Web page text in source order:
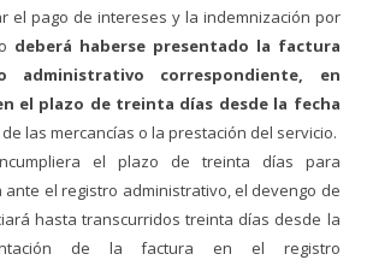
el pago de intereses y la indemnización por
deberá haberse presentado la factura
correspondiente, en
el plazo de treinta días desde la fecha
las mercancías o la prestación del servicio.
el plazo de treinta días para
el registro administrativo, el devengo de
hasta transcurridos treinta días desde la
de la factura en el registro